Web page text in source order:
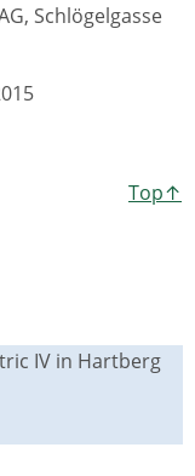
Schlögelgasse
Top↑
IV in Hartberg